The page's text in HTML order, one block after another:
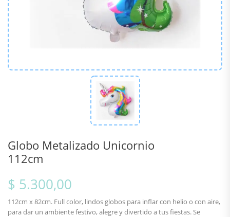
Globo Metalizado Unicornio
112cm
$ 5.300,00
112cm x 82cm. Full color, lindos globos para inflar con helio o con aire,
para dar un ambiente festivo, alegre y divertido a tus fiestas. Se